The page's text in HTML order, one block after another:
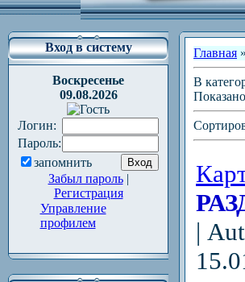
Вход в систему
Воскресенье
09.08.2026
Логин:
Пароль:
запомнить
Забыл пароль|
Регистрация
Управление
профилем
Главная »
В
|